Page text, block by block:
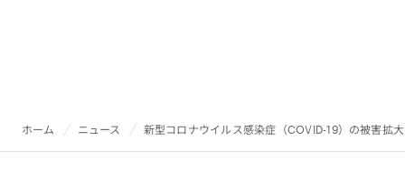
ホーム ニュース 新型コロナウイルス感染症（COVID-19）の被害拡